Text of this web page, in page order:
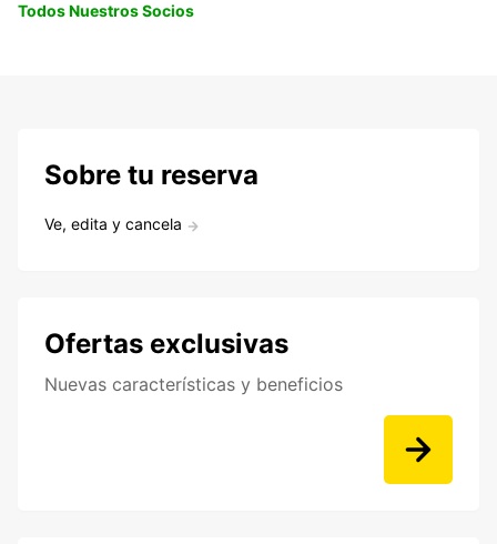
Todos Nuestros Socios
Sobre tu reserva
Ve, edita y cancela
Ofertas exclusivas
Nuevas características y beneficios